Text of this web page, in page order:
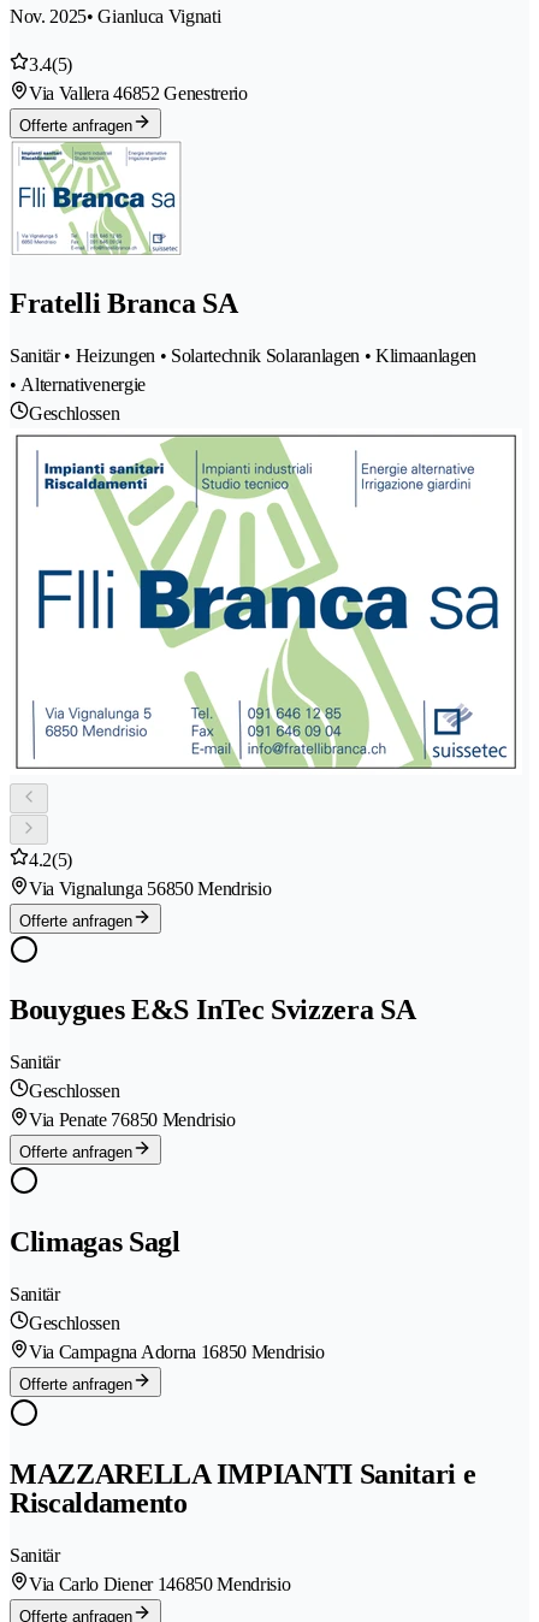
Nov. 2025• Gianluca Vignati
3.4(5)
Via Vallera 46852 Genestrerio
Offerte anfragen
Fratelli Branca SA
Sanitär • Heizungen • Solartechnik Solaranlagen • Klimaanlagen
• Alternativenergie
Geschlossen
4.2(5)
Via Vignalunga 56850 Mendrisio
Offerte anfragen
Bouygues E&S InTec Svizzera SA
Sanitär
Geschlossen
Via Penate 76850 Mendrisio
Offerte anfragen
Climagas Sagl
Sanitär
Geschlossen
Via Campagna Adorna 16850 Mendrisio
Offerte anfragen
MAZZARELLA IMPIANTI Sanitari e
Riscaldamento
Sanitär
Via Carlo Diener 146850 Mendrisio
Offerte anfragen